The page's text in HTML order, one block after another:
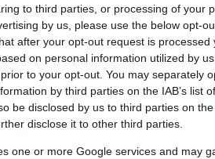
to third parties, or processing of your
by us, please use the below opt-
after your opt-out request is processed
on personal information utilized by
to your opt-out. You may separately
by third parties on the IAB’s list
be disclosed by us to third parties on the
disclose it to other third parties.
one or more Google services and may
la sostenibilità informatica